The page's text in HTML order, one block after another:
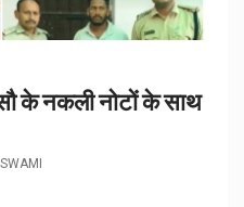
सौ के नकली नोटों के साथ